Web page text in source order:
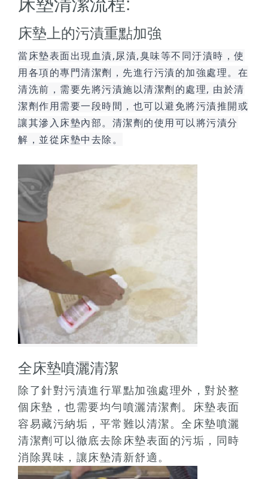
床墊上的污漬重點加強
當床墊表面出現血漬,尿漬,臭味等不同汙漬時，使
用各項的專門清潔劑，先進行污漬的加強處理。在
清洗前，需要先將污漬施以清潔劑的處理, 由於清
潔劑作用需要一段時間，也可以避免將污漬推開或
讓其滲入床墊內部。清潔劑的使用可以將污漬分
解，並從床墊中去除。
全床墊噴灑清潔
除了針對污漬進行單點加強處理外，對於整
個床墊，也需要均勻噴灑清潔劑。床墊表面
容易藏污納垢，平常難以清潔。全床墊噴灑
清潔劑可以徹底去除床墊表面的污垢，同時
消除異味，讓床墊清新舒適。